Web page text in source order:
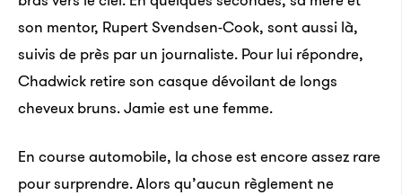
son mentor, Rupert Svendsen-Cook, sont aussi là,
suivis de près par un journaliste. Pour lui répondre,
Chadwick retire son casque dévoilant de longs
cheveux bruns. Jamie est une femme.
En course automobile, la chose est encore assez rare
pour surprendre. Alors qu’aucun règlement ne